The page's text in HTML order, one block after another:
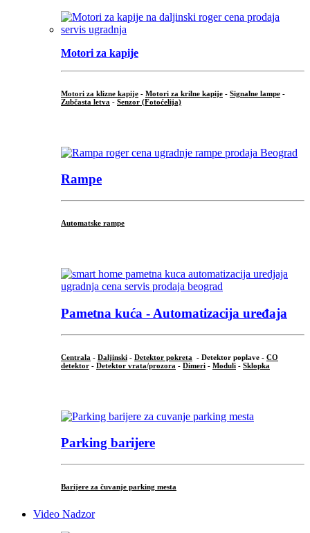
Motori za kapije
Motori za klizne kapije - Motori za krilne kapije - Signalne lampe -
Zubčasta letva - Senzor (Fotoćelija)
Rampe
Automatske rampe
Pametna kuća - Automatizacija uređaja
Centrala - Daljinski - Detektor pokreta - Detektor poplave - CO
detektor - Detektor vrata/prozora - Dimeri - Moduli - Sklopka
Parking barijere
Barijere za čuvanje parking mesta
Video Nadzor